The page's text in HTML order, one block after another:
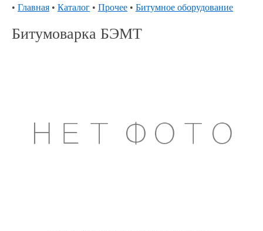
• Главная • Каталог • Прочее • Битумное оборудование
Битумоварка БЭМТ